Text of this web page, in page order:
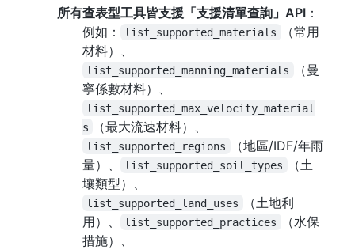
所有查表型工具皆支援「支援清單查詢」API ：
例如：
list_supported_materials
（常用
材料）、
list_supported_manning_materials
（曼
寧係數材料）、
list_supported_max_velocity_material
s
（最大流速材料）、
list_supported_regions
（地區/IDF/年雨
量）、
list_supported_soil_types
（土
壤類型）、
list_supported_land_uses
（土地利
用）、
list_supported_practices
（水保
措施）、